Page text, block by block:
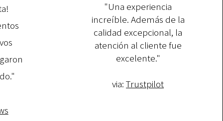
"Una experiencia
increíble. Además de la
calidad excepcional, la
atención al cliente fue
excelente."​
via:Trustpilot